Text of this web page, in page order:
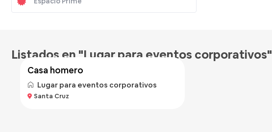
Listados en "Lugar para eventos corporativos"
casa homero
Lugar para eventos corporativos
Santa Cruz